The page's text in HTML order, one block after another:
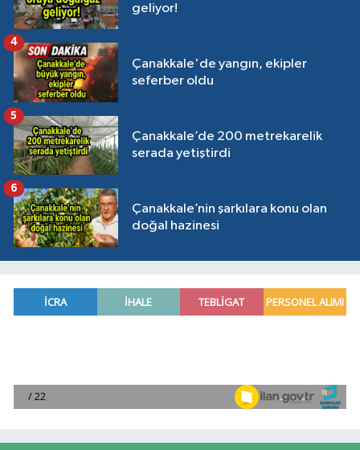
geliyor!
Çanakkale'de yangın, ekipler
seferber oldu
4
Çanakkale’de 200 metrekarelik
serada yetiştirdi
5
Çanakkale’nin şarkılara konu olan
doğal hazinesi
6